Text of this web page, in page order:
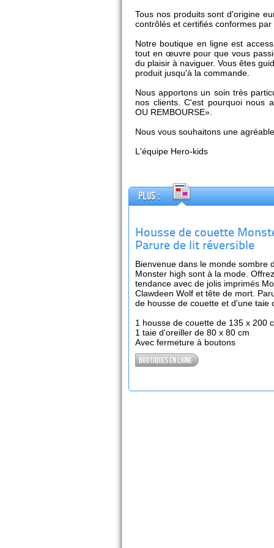
Tous nos produits sont d'origine
contrôlés et certifiés conformes
Notre boutique en ligne est
tout en œuvre pour que vous
du plaisir à naviguer. Vous êtes
produit jusqu'à la commande.
Nous apportons un soin très
nos clients. C'est pourquoi nous
OU REMBOURSE».
Nous vous souhaitons une
L'équipe Hero-kids
Plus :
Housse de couette
Parure de lit réversible
Bienvenue dans le monde sombre
Monster high sont à la mode.
tendance avec de jolis imprimés
Clawdeen Wolf et tête de mort.
de housse de couette et d'une taie
1 housse de couette de 135 x 200
1 taie d'oreiller de 80 x 80 cm
Avec fermeture à boutons
Boutiques en ligne